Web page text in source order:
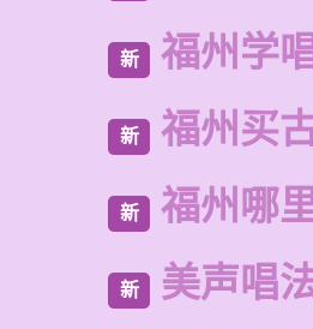
新 福州学
新 福州买
新 福州哪
新 美声唱